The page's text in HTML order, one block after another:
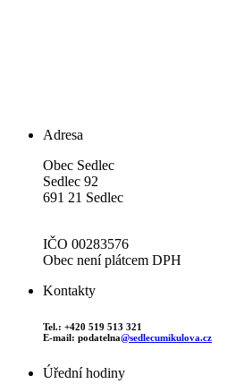
Adresa
Obec Sedlec
Sedlec 92
691 21 Sedlec
IČO 00283576
Obec není plátcem DPH
Kontakty
Tel.: +420 519 513 321
E-mail: podatelna@sedlecumikulova.cz
Úřední hodiny